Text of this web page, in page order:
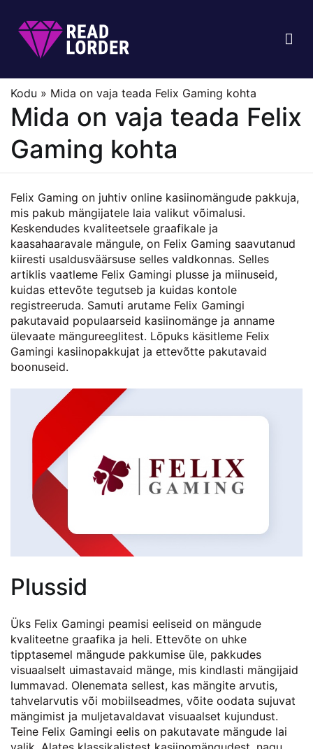
content
Kodu » Mida on vaja teada Felix Gaming kohta
Mida on vaja teada Felix
Gaming kohta
Felix Gaming on juhtiv online kasiinomängude pakkuja,
mis pakub mängijatele laia valikut võimalusi.
Keskendudes kvaliteetsele graafikale ja
kaasahaaravale mängule, on Felix Gaming saavutanud
kiiresti usaldusväärsuse selles valdkonnas. Selles
artiklis vaatleme Felix Gamingi plusse ja miinuseid,
kuidas ettevõte tegutseb ja kuidas kontole
registreeruda. Samuti arutame Felix Gamingi
pakutavaid populaarseid kasiinomänge ja anname
ülevaate mängureeglitest. Lõpuks käsitleme Felix
Gamingi kasiinopakkujat ja ettevõtte pakutavaid
boonuseid.
Plussid
Üks Felix Gamingi peamisi eeliseid on mängude
kvaliteetne graafika ja heli. Ettevõte on uhke
tipptasemel mängude pakkumise üle, pakkudes
visuaalselt uimastavaid mänge, mis kindlasti mängijaid
lummavad. Olenemata sellest, kas mängite arvutis,
tahvelarvutis või mobiilseadmes, võite oodata sujuvat
mängimist ja muljetavaldavat visuaalset kujundust.
Teine Felix Gamingi eelis on pakutavate mängude lai